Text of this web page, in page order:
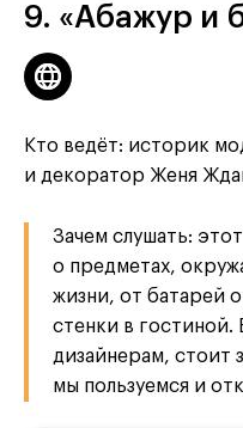
9. «Абажур и
Кто ведёт: историк
и декоратор Женя
Зачем слушать:
о предметах,
жизни, от батарей
стенки в гостиной.
дизайнерам, стоит
мы пользуемся и